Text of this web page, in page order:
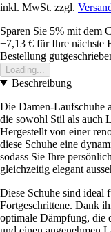
inkl. MwSt. zzgl.
Sparen Sie 5% mit dem
+7,13 € für Ihre nächste
Bestellung
Loading...
Beschreibung
Die Damen-Laufschuhe
die sowohl Stil als auch
Hergestellt von einer
diese Schuhe eine
sodass Sie Ihre
gleichzeitig elegant
Diese Schuhe sind ideal
Fortgeschrittene. Dank
optimale Dämpfung, die